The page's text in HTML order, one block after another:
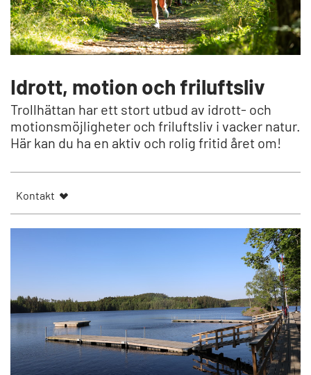
Idrott, motion och friluftsliv
Trollhättan har ett stort utbud av idrott- och
motionsmöjligheter och friluftsliv i vacker natur.
Här kan du ha en aktiv och rolig fritid året om!
Kontakt